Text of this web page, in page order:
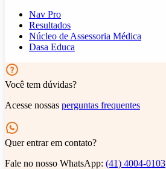
Nav Pro
Resultados
Núcleo de Assessoria Médica
Dasa Educa
Você tem dúvidas?
Acesse nossas perguntas frequentes
Quer entrar em contato?
Fale no nosso WhatsApp: (41) 4004-0103